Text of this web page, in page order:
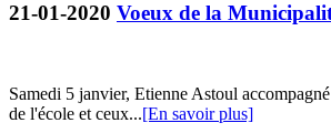
21-01-2020 Voeux de la
Samedi 5 janvier, Etienne Astoul
de l'école et ceux...[En savoir plus]